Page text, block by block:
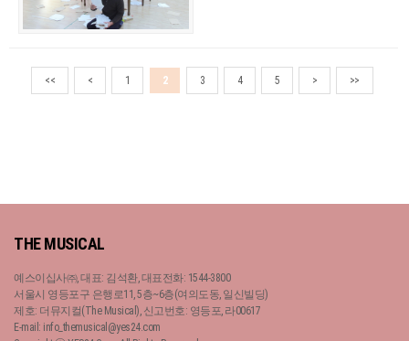
<< < 1 2 3 4 5 > >>
THE MUSICAL
예스이십사㈜, 대표: 김석환, 대표전화: 1544-3800
서울시 영등포구 은행로11, 5층~6층(여의도동, 일신빌딩)
제호: 더뮤지컬(The Musical), 신고번호: 영등포, 라00617
E-mail: info_themusical@yes24.com